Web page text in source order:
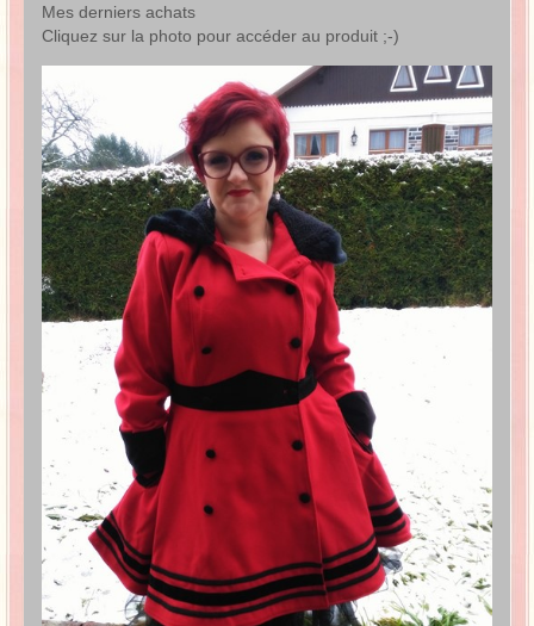
Mes derniers achats
Cliquez sur la photo pour accéder au produit ;-)